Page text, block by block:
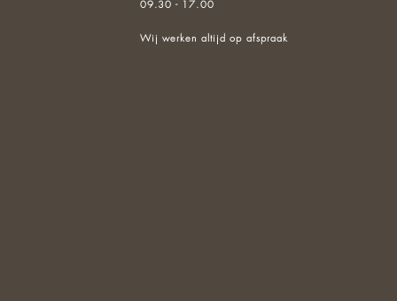
09.30 - 17.00
Wij werken altijd op afspraak